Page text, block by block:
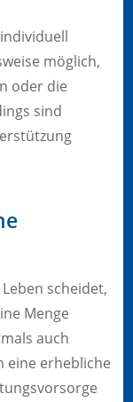
möglich,
oder die
sind
scheidet,
Menge
auch
eine erhebliche